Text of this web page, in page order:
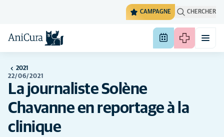
CAMPAGNE CHERCHER
2021
22/06/2021
La journaliste Solène
Chavanne en reportage à la
clinique